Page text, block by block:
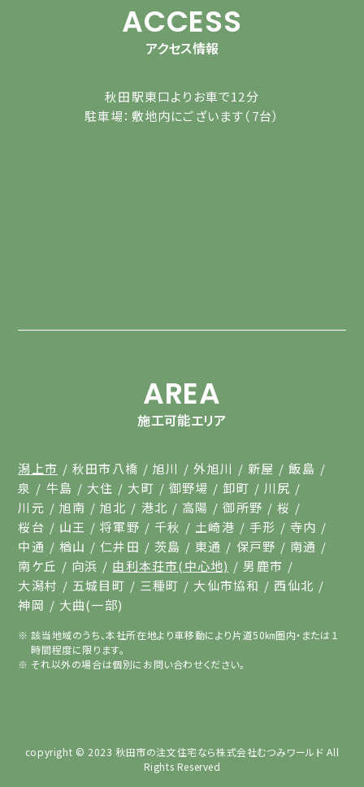
ACCESS
アクセス情報
秋田駅東口よりお車で12分
駐車場：敷地内にございます（7台）
AREA
施工可能エリア
潟上市 秋田市八橋 旭川 外旭川 新屋
飯島
泉
牛島 大住 大町 御野場 卸町
川尻
川元
旭南 旭北 港北 高陽 御所野
桜
桜台
山王 将軍野 千秋 土崎港 手形
寺内
中通
楢山 仁井田 茨島 東通 保戸野
南通
南ケ丘
向浜 由利本荘市(中心地)
男鹿市
大潟村
五城目町 三種町 大仙市協和
西仙北
神岡
大曲(一部)
該当地域のうち、本社所在地より車移動により片道50㎞圏内・または１
時間程度に限ります。
それ以外の場合は個別にお問い合わせください。
copyright © 2023 秋田市の注文住宅なら株式会社むつみワールド All
Rights Reserved